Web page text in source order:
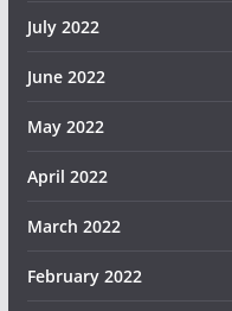
July 2022
June 2022
May 2022
April 2022
March 2022
February 2022